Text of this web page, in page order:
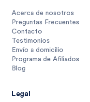
Acerca de nosotros
Preguntas Frecuentes
Contacto
Testimonios
Envío a domicilio
Programa de Afiliados
Blog
Legal